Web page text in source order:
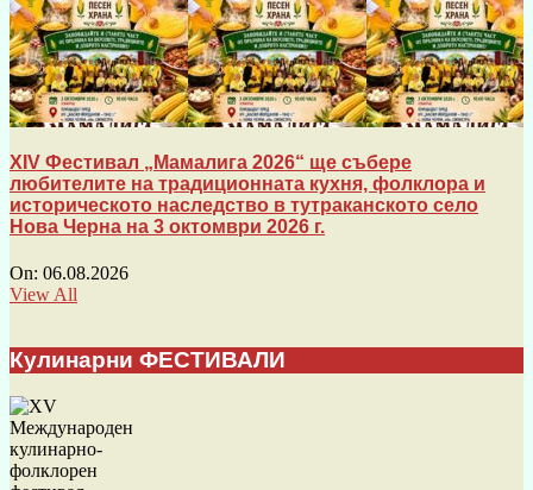
XIV Фестивал „Мамалига 2026“ ще събере
любителите на традиционната кухня, фолклора и
историческото наследство в тутраканското село
Нова Черна на 3 октомври 2026 г.
On: 06.08.2026
View All
Кулинарни ФЕСТИВАЛИ